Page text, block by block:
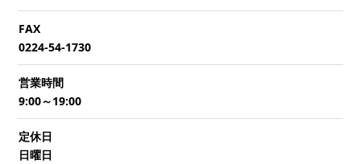
FAX
0224-54-1730
営業時間
9:00～19:00
定休日
日曜日